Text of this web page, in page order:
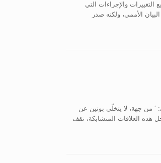
التغييرات والإجراءات التي
الأممي، ولكنه صدر
اليوم، كالتالي: ‘ من جهة، لا يتخلّى بوتين عن
هذه العلاقات المتشابكة، تقف